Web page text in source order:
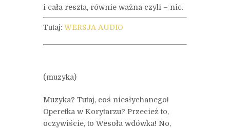
i cała reszta, równie ważna czyli – nic.
Tutaj: WERSJA AUDIO
(muzyka)
Muzyka? Tutaj, coś niesłychanego!
Operetka w Korytarzu? Przecież to,
oczywiście, to Wesoła wdówka! No,